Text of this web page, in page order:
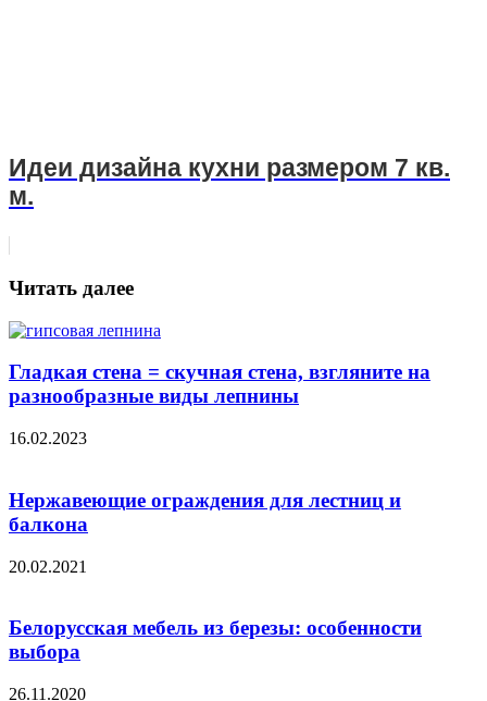
Идеи дизайна кухни размером 7 кв.
м.
Читать далее
Гладкая стена = скучная стена, взгляните на
разнообразные виды лепнины
16.02.2023
Нержавеющие ограждения для лестниц и
балкона
20.02.2021
Белорусская мебель из березы: особенности
выбора
26.11.2020